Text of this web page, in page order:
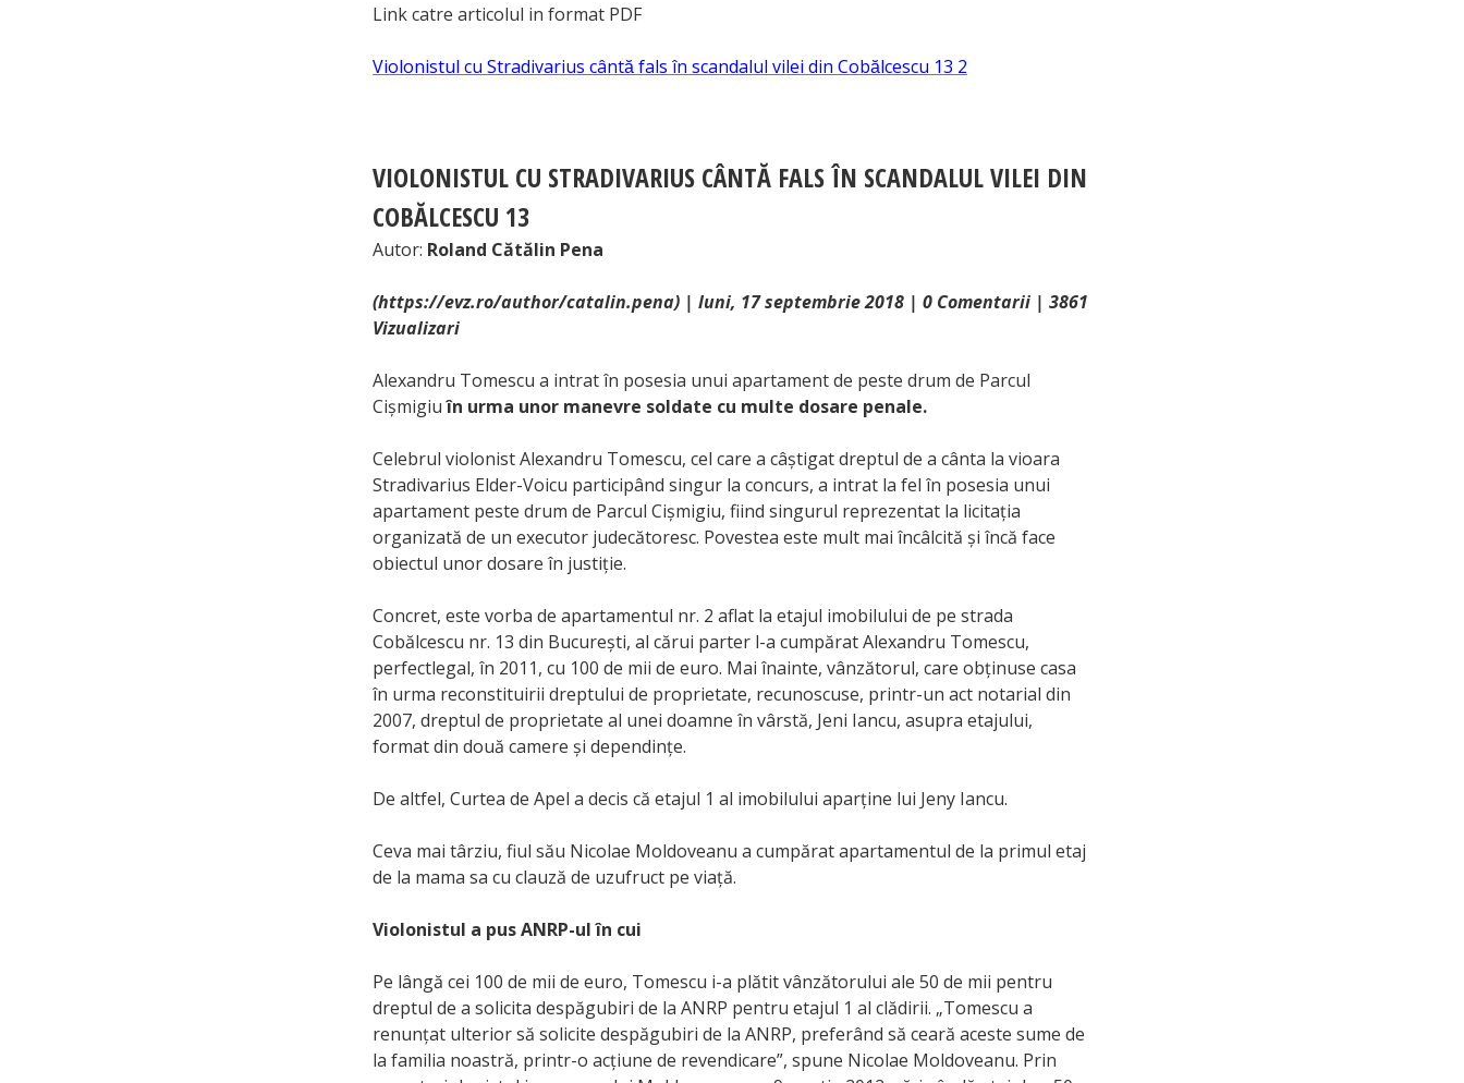
Link catre articolul in format PDF
Violonistul cu Stradivarius cântă fals în scandalul vilei din Cobălcescu 13 2
VIOLONISTUL CU STRADIVARIUS CÂNTĂ FALS ÎN SCANDALUL VILEI DIN
COBĂLCESCU 13
Autor: Roland Cătălin Pena
(https://evz.ro/author/catalin.pena) | luni, 17 septembrie 2018 | 0 Comentarii | 3861
Vizualizari
Alexandru Tomescu a intrat în posesia unui apartament de peste drum de Parcul
Cișmigiuîn urma unor manevre soldate cu multe dosare penale.
Celebrul violonist Alexandru Tomescu, cel care a câștigat dreptul de a cânta la vioara
Stradivarius Elder-Voicu participând singur la concurs, a intrat la fel în posesia unui
apartament peste drum de Parcul Cișmigiu, fiind singurul reprezentat la licitația
organizată de un executor judecătoresc. Povestea este mult mai încâlcită și încă face
obiectul unor dosare în justiție.
Concret, este vorba de apartamentul nr. 2 aflat la etajul imobilului de pe strada
Cobălcescu nr. 13 din București, al cărui parter l-a cumpărat Alexandru Tomescu,
perfectlegal, în 2011, cu 100 de mii de euro. Mai înainte, vânzătorul, care obținuse casa
în urma reconstituirii dreptului de proprietate, recunoscuse, printr-un act notarial din
2007, dreptul de proprietate al unei doamne în vârstă, Jeni Iancu, asupra etajului,
format din două camere și dependințe.
De altfel, Curtea de Apel a decis că etajul 1 al imobilului aparține lui Jeny Iancu.
Ceva mai târziu, fiul său Nicolae Moldoveanu a cumpărat apartamentul de la primul etaj
de la mama sa cu clauză de uzufruct pe viață.
Violonistul a pus ANRP-ul în cui
Pe lângă cei 100 de mii de euro, Tomescu i-a plătit vânzătorului ale 50 de mii pentru
dreptul de a solicita despăgubiri de la ANRP pentru etajul 1 al clădirii. „Tomescu a
renunțat ulterior să solicite despăgubiri de la ANRP, preferând să ceară aceste sume de
la familia noastră, printr-o acțiune de revendicare”, spune Nicolae Moldoveanu. Prin